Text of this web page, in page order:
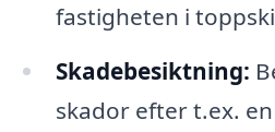
fastigheten i
Skadebesiktning:
skador efter t.ex.